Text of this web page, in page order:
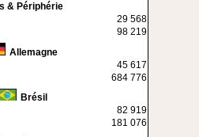
& Périphérie
29 568
98 219
Allemagne
45 617
684 776
Brésil
82 919
181 076